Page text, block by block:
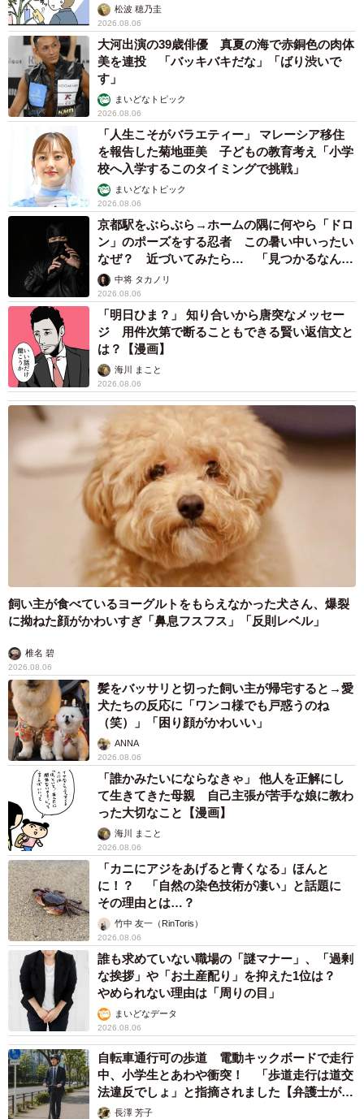
松波 穂乃圭
2026.08.06
大河出演の39歳俳優 真夏の海で赤銅色の肉体
美を連投 「バッキバキだな」「ばり渋いで
す」
まいどなトピック
2026.08.06
「人生こそがバラエティー」 マレーシア移住
を報告した菊地亜美 子どもの教育考え「小学
校へ入学するこのタイミングで挑戦」
まいどなトピック
2026.08.06
京都駅をぶらぶら→ホームの隅に何やら「ドロ
ン」のポーズをする忍者 この暑い中いったい
なぜ？ 近づいてみたら… 「見つかるなんて
未熟」中将 タカノリ
2026.08.06
「明日ひま？」 知り合いから唐突なメッセー
ジ 用件次第で断ることもできる賢い返信文と
は？【漫画】
海川 まこと
2026.08.06
飼い主が食べているヨーグルトをもらえなかった犬さん、爆裂
に拗ねた顔がかわいすぎ「鼻息フスフス」「反則レベル」
椎名 碧
2026.08.06
髪をバッサリと切った飼い主が帰宅すると→愛
犬たちの反応に「ワンコ様でも戸惑うのね
（笑）」「困り顔がかわいい」
ANNA
2026.08.06
「誰かみたいにならなきゃ」 他人を正解にし
て生きてきた母親 自己主張が苦手な娘に教わ
った大切なこと【漫画】
海川 まこと
2026.08.06
「カニにアジをあげると青くなる」ほんと
に！？ 「自然の染色技術が凄い」と話題に
その理由とは…？
竹中 友一（RinToris）
2026.08.06
誰も求めていない職場の「謎マナー」、「過剰
な挨拶」や「お土産配り」を抑えた1位は？
やめられない理由は「周りの目」
まいどなデータ
2026.08.06
自転車通行可の歩道 電動キックボードで走行
中、小学生とあわや衝突！ 「歩道走行は道交
法違反でしょ」と指摘されました【弁護士が解
説】長澤 芳子